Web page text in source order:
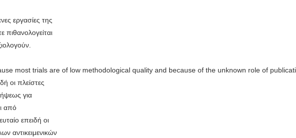
εργασίες της
most trials are of low methodological quality and because of the unknown role of
οι πλείστες
για
από
επειδή οι
αντικειμενικών